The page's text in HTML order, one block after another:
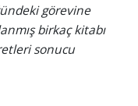
görevine
birkaç kitabı
sonucu